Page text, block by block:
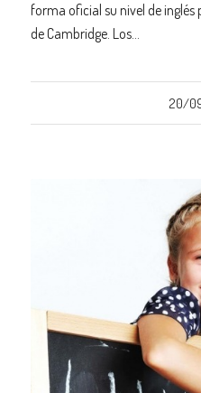
forma oficial su nivel de inglés
de Cambridge. Los…
20/